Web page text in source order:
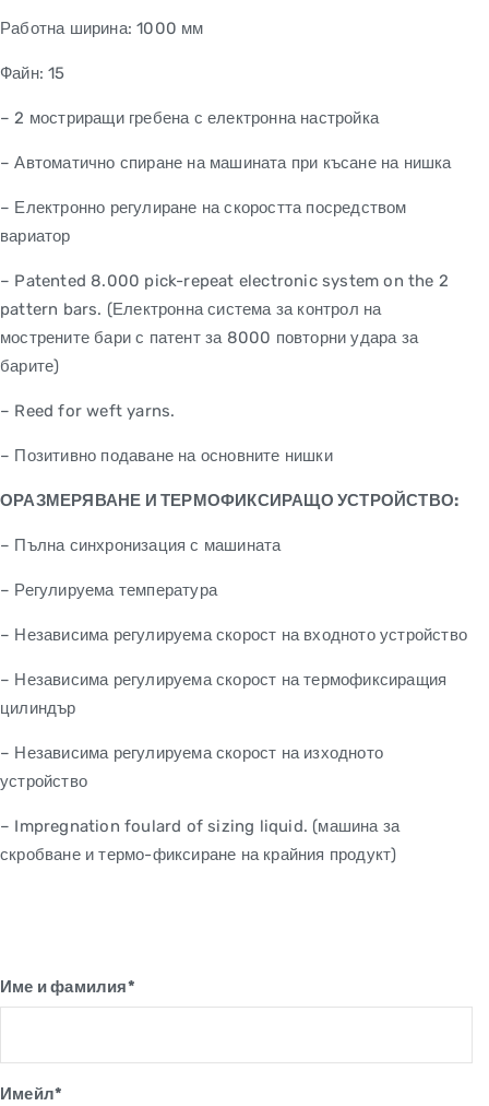
Работна ширина: 1000 мм
Файн: 15
– 2 мостриращи гребена с електронна настройка
– Автоматично спиране на машината при късане на нишка
– Електронно регулиране на скоростта посредством
вариатор
– Patented 8.000 pick-repeat electronic system on the 2
pattern bars. (Електронна система за контрол на
мострените бари с патент за 8000 повторни удара за
барите)
– Reed for weft yarns.
– Позитивно подаване на основните нишки
ОРАЗМЕРЯВАНЕ И ТЕРМОФИКСИРАЩО УСТРОЙСТВО:
– Пълна синхронизация с машината
– Регулируема температура
– Независима регулируема скорост на входното устройство
– Независима регулируема скорост на термофиксиращия
цилиндър
– Независима регулируема скорост на изходното
устройство
– Impregnation foulard of sizing liquid. (машина за
скробване и термо-фиксиране на крайния продукт)
Име и фамилия*
Имейл*